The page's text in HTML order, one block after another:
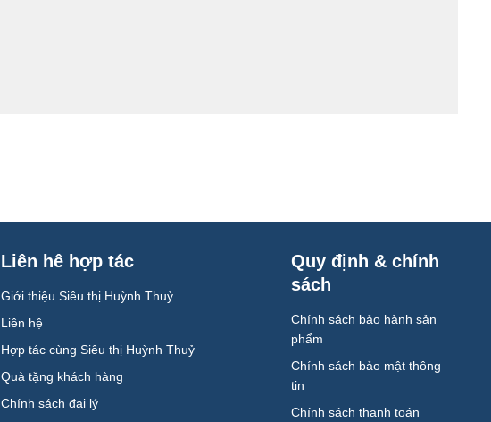
Liên hê hợp tác
Giới thiệu Siêu thị Huỳnh Thuỷ
Liên hệ
Hợp tác cùng Siêu thị Huỳnh Thuỷ
Quà tặng khách hàng
Chính sách đại lý
Quy định & chính
sách
Chính sách bảo hành sản
phẩm
Chính sách bảo mật thông
tin
Chính sách thanh toán